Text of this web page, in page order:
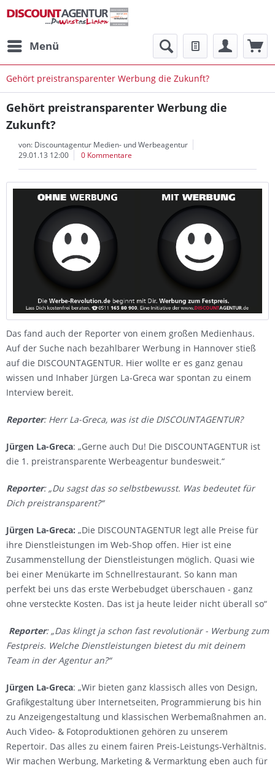
Menü
Gehört preistransparenter Werbung die Zukunft?
Gehört preistransparenter Werbung die
Zukunft?
von: Discountagentur Medien- und Werbeagentur
29.01.13 12:00
0 Kommentare
Das fand auch der Reporter von einem großen Medienhaus.
Auf der Suche nach bezahlbarer Werbung in Hannover stieß
auf die DISCOUNTAGENTUR. Hier wollte er es ganz genau
wissen und Inhaber Jürgen La-Greca war spontan zu einem
Interview bereit.
Reporter: Herr La-Greca, was ist die DISCOUNTAGENTUR?
Jürgen La-Greca: „Gerne auch Du! Die DISCOUNTAGENTUR ist
die 1. preistransparente Werbeagentur bundesweit.“
Reporter: „Du sagst das so selbstbewusst. Was bedeutet für
Dich preistransparent?“
Jürgen La-Greca: „Die DISCOUNTAGENTUR legt alle Preise für
ihre Dienstleistungen im Web-Shop offen. Hier ist eine
Zusammenstellung der Dienstleistungen möglich. Quasi wie
bei einer Menükarte im Schnellrestaurant. So kann man
perfekt bei uns das erste Werbebudget überschauen - ganz
ohne versteckte Kosten. Das ist ja heute leider nicht überall so“
Reporter: „Das klingt ja schon fast revolutionär - Werbung zum
Festpreis. Welche Dienstleistungen bietest du mit deinem
Team in der Agentur an?“
Jürgen La-Greca: „Wir bieten ganz klassisch alles von Design,
Grafikgestaltung über Internetseiten, Programmierung bis hin
zu Anzeigengestaltung und klassischen Werbemaßnahmen an.
Auch Video- & Fotoproduktionen gehören zu unserem
Repertoir. Das alles zu einem fairen Preis-Leistungs-Verhältnis.
Wir machen Werbung, Marketing & Vermarktung eben auch für